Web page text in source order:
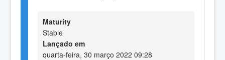
Maturity
Stable
Lançado em
quarta-feira, 30 março 2022 09:28